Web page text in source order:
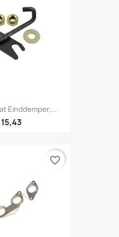
Einddemper,...
favorite_border